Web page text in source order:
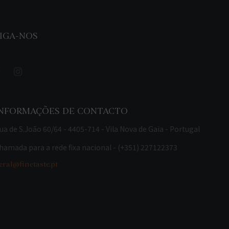
NOS
DE CONTACTO
de S.João 60/64 - 4405-714 - Vila Nova de Gaia - Portugal
para a rede fixa nacional - (+351) 227122373